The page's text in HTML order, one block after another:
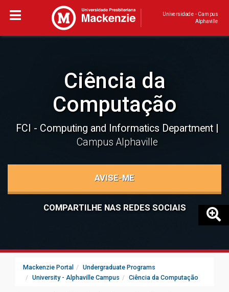
Universidade - Campus
Alphaville
Ciência da
Computação
FCI - Computing and Informatics Department
Campus Alphaville
AVISE-ME
COMPARTILHE NAS REDES SOCIAIS
Mackenzie Portal
Undergraduate Programs
University - Alphaville Campus
Ciência da Computação